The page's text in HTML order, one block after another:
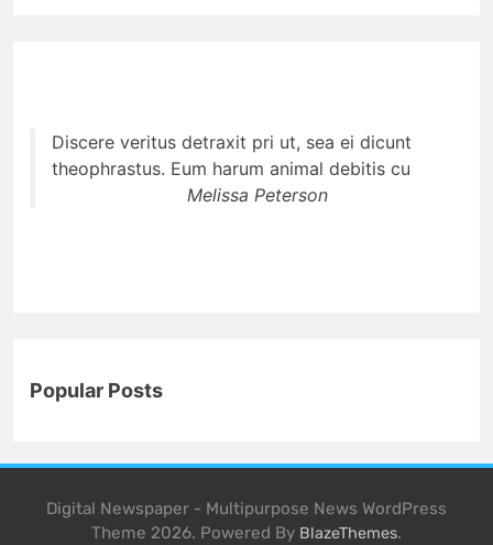
Discere veritus detraxit pri ut, sea ei dicunt
theophrastus. Eum harum animal debitis cu
Melissa Peterson
Popular Posts
Digital Newspaper - Multipurpose News WordPress
Theme 2026. Powered By BlazeThemes.